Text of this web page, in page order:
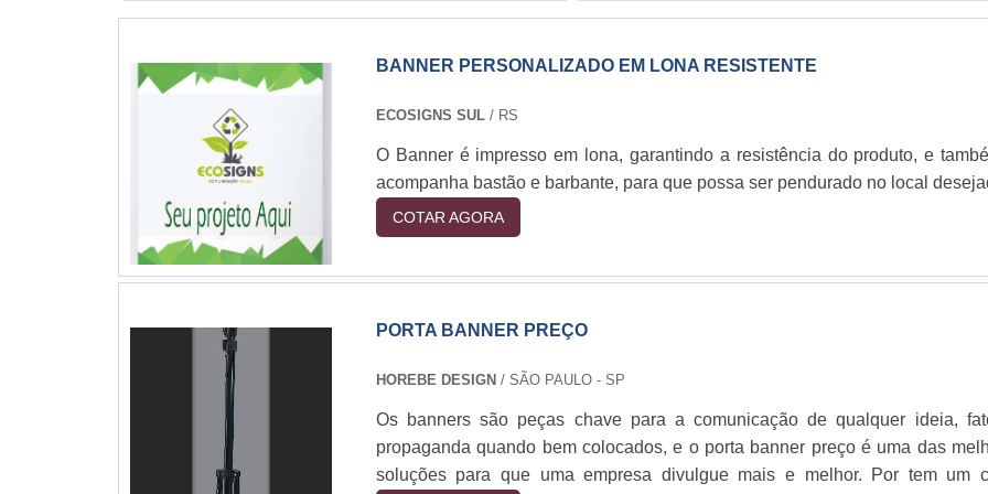
BANNER PERSONALIZADO EM LONA RESISTENTE
ECOSIGNS SUL/ RS
O Banner é impresso em lona, garantindo a resistência do produto, e
acompanha bastão e barbante, para que possa ser pendurado no local
COTAR AGORA
PORTA BANNER PREÇO
HOREBE DESIGN / SÃO PAULO - SP
Os banners são peças chave para a comunicação de qualquer ideia,
propaganda quando bem colocados, e o porta banner preço é uma das
soluções para que uma empresa divulgue mais e melhor. Por tem um